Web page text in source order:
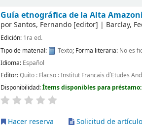
Guía etnográfica de la Alta
porSantos, Fernando [editor] | Barclay,
Edición: 1ra ed.
Tipo de material:
Texto; Forma literaria: No es
Idioma: Español
Editor:Quito : Flacso : Institut Francais d´Etudes
Disponibilidad:Ítems disponibles para préstamo:
Hacer reserva Solicitud de artículo